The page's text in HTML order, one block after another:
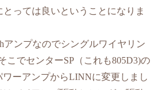
とっては良いということになりま
アンプなのでシングルワイヤリン
こでセンターSP（これも805D3)の
ワーアンプからLINNに変更しまし